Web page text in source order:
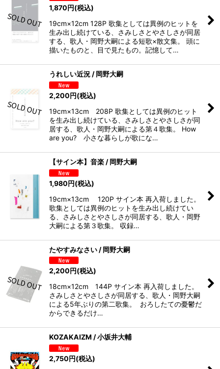
1,870円(税込)
19cm×12cm 128P 歌集としては異例のヒットを
生み出し続けている、さみしさとやさしさが同居
する、歌人・岡野大嗣による短歌×散文集。 頭に
描いたものと、目で見たもの。記憶して…
うれしい近況 / 岡野大嗣
2,200円(税込)
19cm×13cm 208P 歌集としては異例のヒット
を生み出し続けている、さみしさとやさしさが同
居する、歌人・岡野大嗣による第４歌集。 How
are you? 小さな暮らしが歌にな…
【サイン本】音楽 / 岡野大嗣
1,980円(税込)
19cm×13cm 120P サイン本 再入荷しました。
歌集としては異例のヒットを生み出し続けてい
る、さみしさとやさしさが同居する、歌人・岡野
大嗣による第３歌集。 収録…
たやすみなさい / 岡野大嗣
2,200円(税込)
18cm×12cm 144P サイン本 再入荷しました。
さみしさとやさしさが同居する、歌人・岡野大嗣
による5年ぶりの第二歌集。 おろしたての憂鬱だ
からできるだけ…
KOZAKAIZM / 小坂井大輔
2,750円(税込)